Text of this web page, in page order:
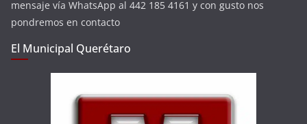
mensaje vía WhatsApp al 442 185 4161 y con gusto nos
pondremos en contacto
El Municipal Querétaro